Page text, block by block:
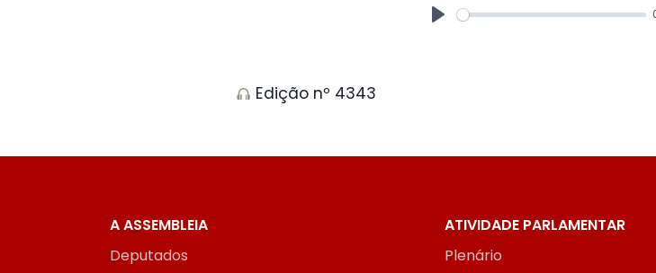
Edição nº 4343
A ASSEMBLEIA
Deputados
ATIVIDADE PARLAMENTAR
Plenário